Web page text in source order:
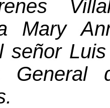
Mary
señor
General